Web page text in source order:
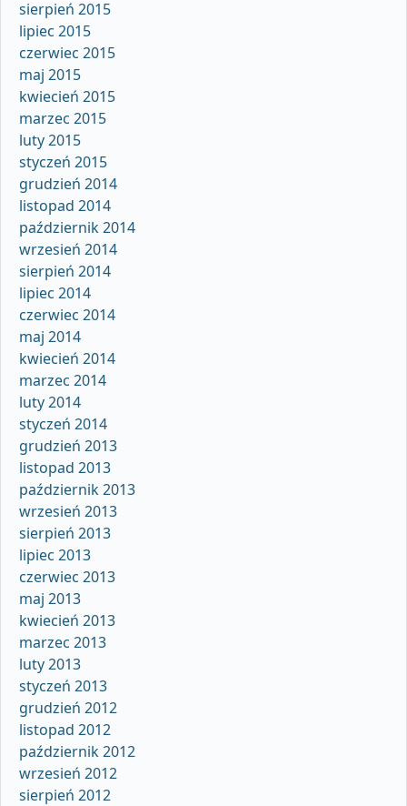
sierpień 2015
lipiec 2015
czerwiec 2015
maj 2015
kwiecień 2015
marzec 2015
luty 2015
styczeń 2015
grudzień 2014
listopad 2014
październik 2014
wrzesień 2014
sierpień 2014
lipiec 2014
czerwiec 2014
maj 2014
kwiecień 2014
marzec 2014
luty 2014
styczeń 2014
grudzień 2013
listopad 2013
październik 2013
wrzesień 2013
sierpień 2013
lipiec 2013
czerwiec 2013
maj 2013
kwiecień 2013
marzec 2013
luty 2013
styczeń 2013
grudzień 2012
listopad 2012
październik 2012
wrzesień 2012
sierpień 2012